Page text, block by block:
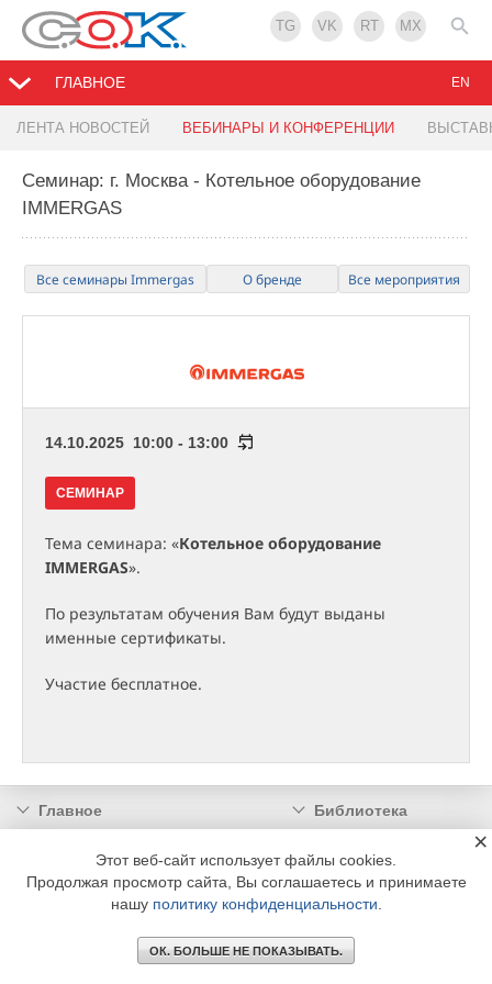
TG VK RT MX
ГЛАВНОЕ
ЛЕНТА НОВОСТЕЙ ВЕБИНАРЫ И КОНФЕРЕНЦИИ
EN
Семинар: г. Москва - Котельное оборудование
IMMERGAS
Все семинары Immergas О бренде Все мероприятия
14.10.2025 10:00 - 13:00
СЕМИНАР
Тема семинара: «Котельное оборудование
IMMERGAS».
По результатам обучения Вам будут выданы
именные сертификаты.
Участие бесплатное.
Главное
Библиотека
Этот веб-сайт использует файлы cookies.
Продолжая просмотр сайта, Вы соглашаетесь и принимаете
нашу политику конфиденциальности
ОК. БОЛЬШЕ НЕ ПОКАЗЫВАТЬ.
×